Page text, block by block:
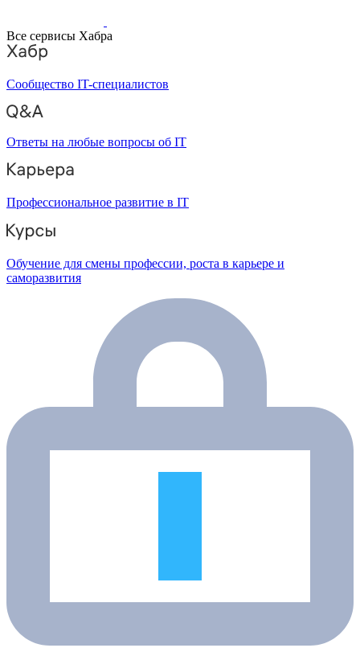
Все сервисы Хабра
Сообщество IT-специалистов
Ответы на любые вопросы об IT
Профессиональное развитие в IT
Обучение для смены профессии, роста в карьере и
саморазвития